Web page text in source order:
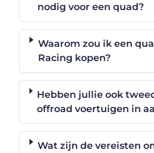
nodig voor een quad?
Waarom zou ik een
Racing kopen?
Hebben jullie ook
offroad voertuigen in
Wat zijn de vereisten